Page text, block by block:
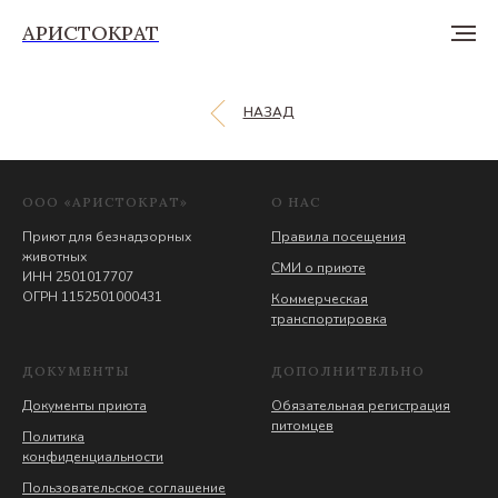
АРИСТОКРАТ
НАЗАД
ООО «АРИСТОКРАТ»
Приют для безнадзорных
животных
ИНН 2501017707
ОГРН 1152501000431
О НАС
Правила посещения
СМИ о приюте
Коммерческая
транспортировка
ДОКУМЕНТЫ
Документы приюта
Политика
конфиденциальности
Пользовательское соглашение
ДОПОЛНИТЕЛЬНО
Обязательная регистрация
питомцев